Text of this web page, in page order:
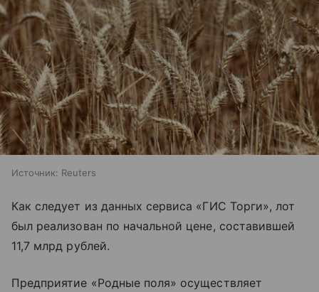
Источник: Reuters
Как следует из данных сервиса «ГИС Торги», лот
был реализован по начальной цене, составившей
11,7 млрд рублей.
Предприятие «Родные поля» осуществляет